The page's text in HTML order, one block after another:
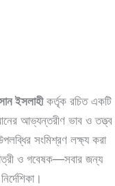
ইসলাহীকর্তৃক রচিত একটি
আভ্যন্তরীণ ভাব ও তত্ত্ব
সংমিশ্রণ লক্ষ্য করা
ও গবেষক—সবার জন্য